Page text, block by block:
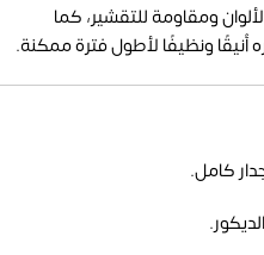
ومقاومة للتقشير، كما
أنيقًا ونظيفًا لأطول فترة ممكنة.
كامل.